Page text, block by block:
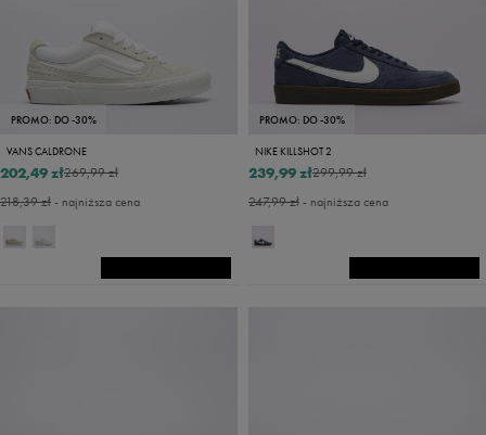
PROMO: DO -30%
VANS CALDRONE
269,99 zł
202,49 zł
218,39 zł- najniższa cena
PROMO: DO -30%
NIKE KILLSHOT 2
299,99 zł
239,99 zł
247,99 zł- najniższa cena